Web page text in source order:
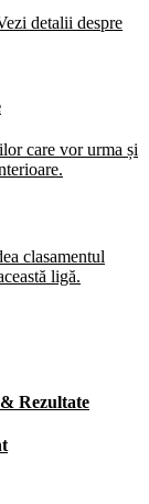
detalii despre
care vor urma și
clasamentul
ligă.
Rezultate